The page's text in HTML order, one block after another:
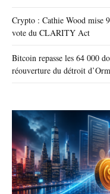
Crypto : Cathie Wood mise
vote du CLARITY Act
Bitcoin repasse les 64 000
réouverture du détroit